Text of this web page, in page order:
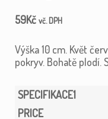
59Kč vč. DPH
Výška 10 cm. Květ
pokryv. Bohatě plodí.